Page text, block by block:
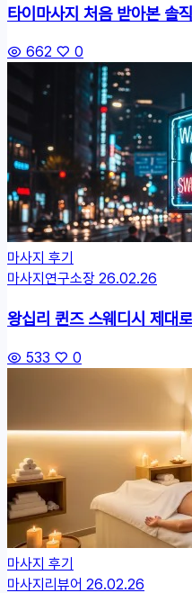
타이마사지 처음 받아본 솔
662 0
마사지 후기
마사지연구소장26.02.26
왕십리 퀸즈 스웨디시 제대
533 0
마사지 후기
마사지리뷰어 26.02.26